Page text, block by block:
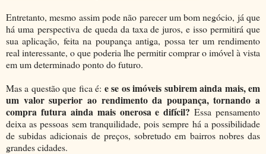
Entretanto, mesmo assim pode não parecer um bom negócio, já que
há uma perspectiva de queda da taxa de juros, e isso permitirá que
sua aplicação, feita na poupança antiga, possa ter um rendimento
real interessante, o que poderia lhe permitir comprar o imóvel à vista
em um determinado ponto do futuro.
Mas a questão que fica é: e se os imóveis subirem ainda mais, em
um valor superior ao rendimento da poupança, tornando a
compra futura ainda mais onerosa e difícil?Essa pensamento
deixa as pessoas sem tranquilidade, pois sempre há a possibilidade
de subidas adicionais de preços, sobretudo em bairros nobres das
grandes cidades.